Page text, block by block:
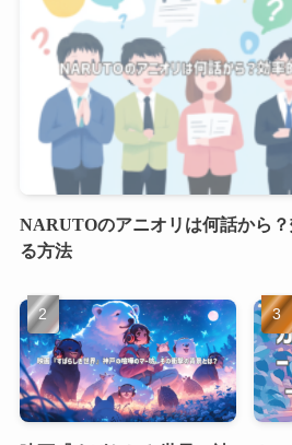
NARUTOのアニオリは何話から
る方法